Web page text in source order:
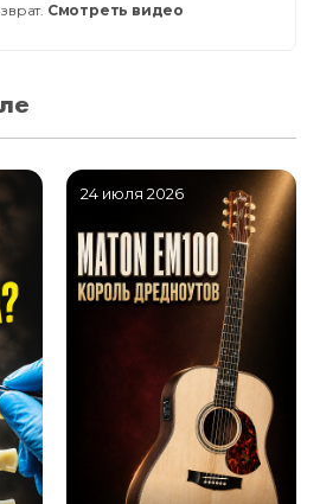
Смотреть видео
24 июля 2026